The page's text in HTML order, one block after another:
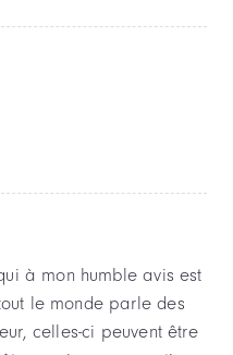
à mon humble avis est
le monde parle des
celles-ci peuvent être